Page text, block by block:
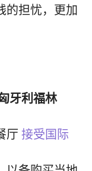
的担忧，更加
牙利福林
厅 接受国际